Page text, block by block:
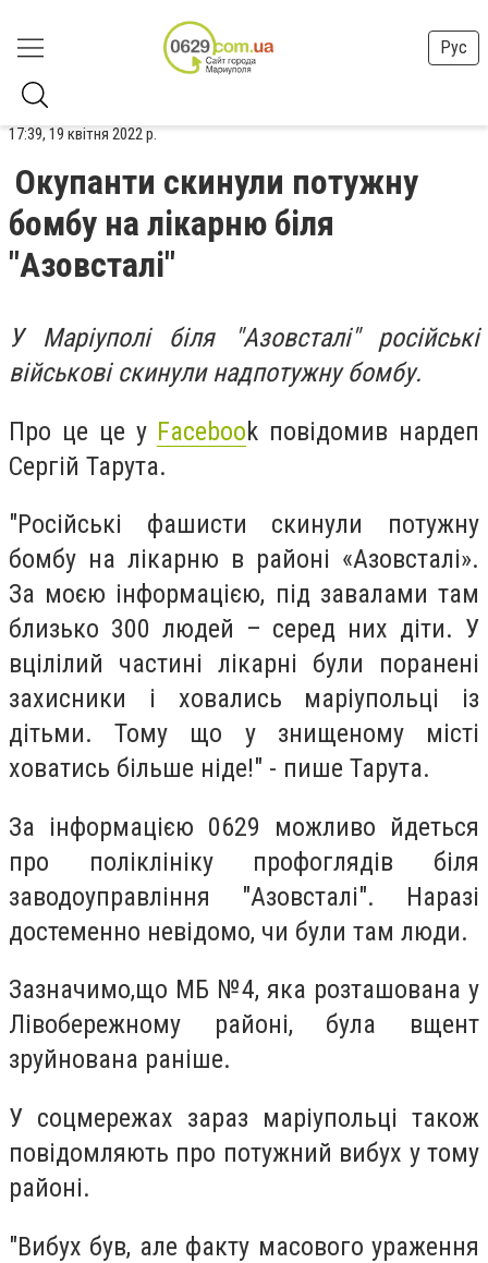
Рус
17:39, 19 квітня 2022 р.
Окупанти скинули потужну
бомбу на лікарню біля
"Азовсталі"
У Маріуполі біля "Азовсталі" російські
військові скинули надпотужну бомбу.
Про це це у Facebook повідомив нардеп
Сергій Тарута.
"Російські фашисти скинули потужну
бомбу на лікарню в районі «Азовсталі».
За моєю інформацією, під завалами там
близько 300 людей – серед них діти. У
вцілілий частині лікарні були поранені
захисники і ховались маріупольці із
дітьми. Тому що у знищеному місті
ховатись більше ніде!" - пише Тарута.
За інформацією 0629 можливо йдеться
про поліклініку профоглядів біля
заводоуправління "Азовсталі". Наразі
достеменно невідомо, чи були там люди.
Зазначимо,що МБ №4, яка розташована у
Лівобережному районі, була вщент
зруйнована раніше.
У соцмережах зараз маріупольці також
повідомляють про потужний вибух у тому
районі.
"Вибух був, але факту масового ураження